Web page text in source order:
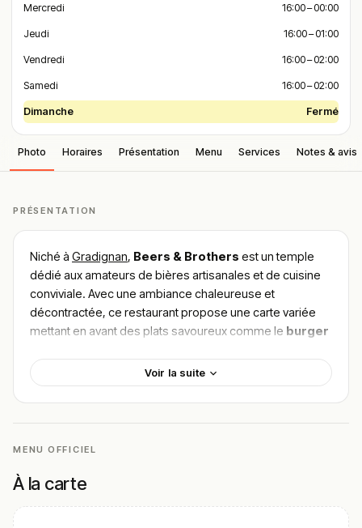
Mercredi 16:00 – 00:00
Jeudi 16:00 – 01:00
Vendredi 16:00 – 02:00
Samedi 16:00 – 02:00
Dimanche Fermé
Photo Horaires Présentation Menu Services Notes & avis
PRÉSENTATION
Niché à Gradignan, Beers & Brothers est un temple
dédié aux amateurs de bières artisanales et de cuisine
conviviale. Avec une ambiance chaleureuse et
décontractée, ce restaurant propose une carte variée
mettant en avant des plats savoureux comme le burger
viande seront conquis par letravers de porc mariné
particulièrement apprécié des habitués.
par la qualité des ingrédients et la diversité des bières
détente entre amis ou en famille à Gradignan.
Voir la suite
MENU OFFICIEL
À la carte